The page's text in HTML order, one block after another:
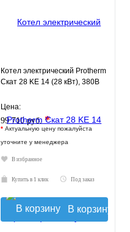
Котел электрический Protherm
Скат 28 KE 14 (28 кВт), 380В
Цена:
99 710 руб. *
* Актуальную цену пожалуйста
уточните у менеджера
В избранное
Купить в 1 клик Под заказ
В корзину